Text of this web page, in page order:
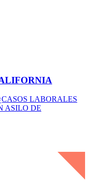
LABORALES
ASILO DE